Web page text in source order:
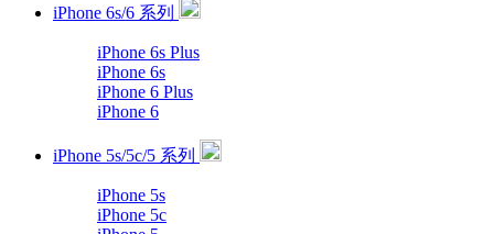
iPhone 6s/6 系列
iPhone 6s Plus
iPhone 6s
iPhone 6 Plus
iPhone 6
iPhone 5s/5c/5 系列
iPhone 5s
iPhone 5c